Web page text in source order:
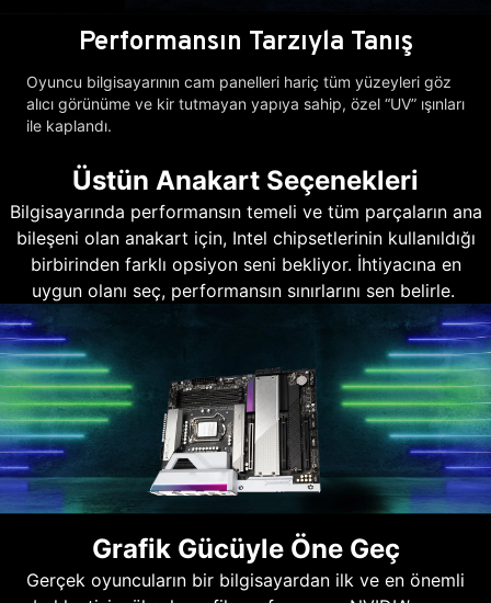
Performansın Tarzıyla Tanış
Oyuncu bilgisayarının cam panelleri hariç tüm yüzeyleri göz
alıcı görünüme ve kir tutmayan yapıya sahip, özel “UV” ışınları
ile kaplandı.
Üstün Anakart Seçenekleri
Bilgisayarında performansın temeli ve tüm parçaların ana
bileşeni olan anakart için, Intel chipsetlerinin kullanıldığı
birbirinden farklı opsiyon seni bekliyor. İhtiyacına en
uygun olanı seç, performansın sınırlarını sen belirle.
Grafik Gücüyle Öne Geç
Gerçek oyuncuların bir bilgisayardan ilk ve en önemli